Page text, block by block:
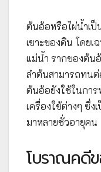
ต้นอ้อหรือไผ่น้ำเ
เซาะของดิน โดยเ
แม่น้ำ รากของต้น
ลำต้นสามารถทน
ต้นอ้อยังใช้ในการ
เครื่องใช้ต่างๆ ซึ่
มาหลายชั่วอายุคน
โบราณคดี